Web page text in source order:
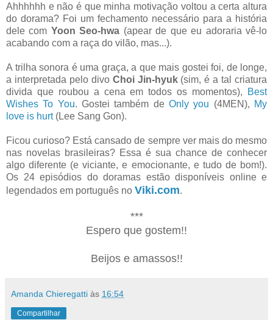
Ahhhhhh e não é que minha motivação voltou a certa altura
do dorama? Foi um fechamento necessário para a história
dele com Yoon Seo-hwa (apear de que eu adoraria vê-lo
acabando com a raça do vilão, mas...).
A trilha sonora é uma graça, a que mais gostei foi, de longe,
a interpretada pelo divo Choi Jin-hyuk (sim, é a tal criatura
divida que roubou a cena em todos os momentos),
Best
Wishes To You. Gostei também deOnly you (4MEN), My
love is hurt(Lee Sang Gon).
Ficou curioso? Está cansado de sempre ver mais do mesmo
nas novelas brasileiras? Essa é sua chance de conhecer
algo diferente (e viciante, e emocionante, e tudo de bom!).
Os 24 episódios do doramas estão disponíveis online e
legendados em português no Viki.com.
***
Espero que gostem!!
Beijos e amassos!!
Amanda Chieregatti às 16:54
Compartilhar